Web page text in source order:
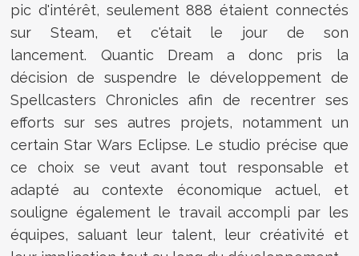
pic d'intérêt, seulement 888 étaient connectés
sur Steam, et c'était le jour de son
lancement. Quantic Dream a donc pris la
décision de suspendre le développement de
Spellcasters Chronicles afin de recentrer ses
efforts sur ses autres projets, notamment un
certain Star Wars Eclipse. Le studio précise que
ce choix se veut avant tout responsable et
adapté au contexte économique actuel, et
souligne également le travail accompli par les
équipes, saluant leur talent, leur créativité et